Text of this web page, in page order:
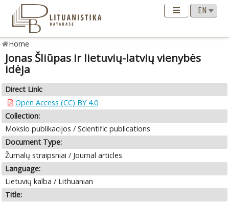
Home
Jonas Šliūpas ir lietuvių-latvių vienybės
idėja
Direct Link:
Open Access (CC) BY 4.0
Collection:
Mokslo publikacijos / Scientific publications
Document Type:
Žurnalų straipsniai / Journal articles
Language:
Lietuvių kalba / Lithuanian
Title: